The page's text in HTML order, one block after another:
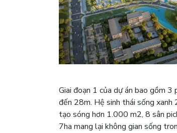
Giai đoạn 1 của dự án bao gồm
đến 28m. Hệ sinh thái sống
tạo sóng hơn 1.000 m2, 8 sân
7ha mang lại không gian sống